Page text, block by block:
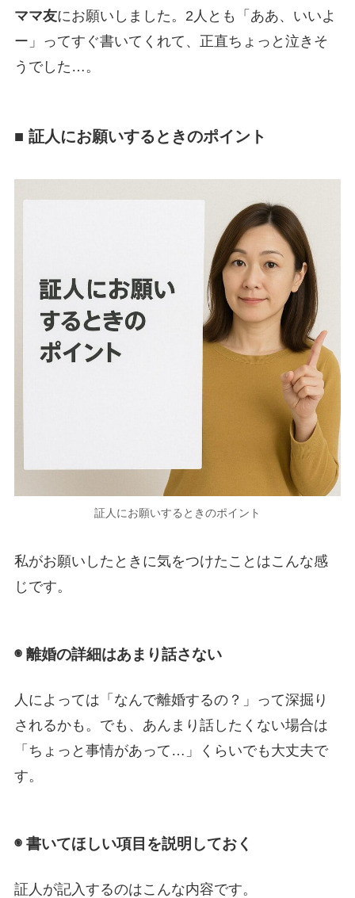
ママ友にお願いしました。2人とも「ああ、いいよ
ー」ってすぐ書いてくれて、正直ちょっと泣きそ
うでした…。
■ 証人にお願いするときのポイント
証人にお願いするときのポイント
私がお願いしたときに気をつけたことはこんな感
じです。
◉ 離婚の詳細はあまり話さない
人によっては「なんで離婚するの？」って深掘り
されるかも。でも、あんまり話したくない場合は
「ちょっと事情があって…」くらいでも大丈夫で
す。
◉ 書いてほしい項目を説明しておく
証人が記入するのはこんな内容です。